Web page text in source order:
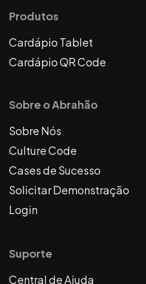
Produtos
Cardápio Tablet
Cardápio QR Code
Sobre o Abrahão
Sobre Nós
Culture Code
Cases de Sucesso
Solicitar Demonstração
Login
Suporte
Central de Ajuda